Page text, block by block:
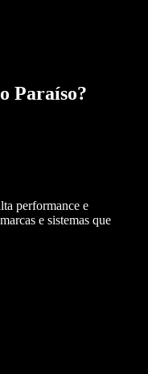
Paraíso?
performance e
e sistemas que